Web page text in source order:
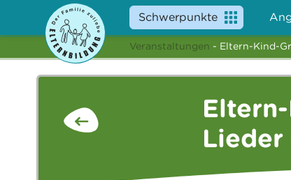
Schwerpunkte
Veranstaltungen - Eltern-Kind-